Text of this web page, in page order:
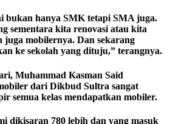
bukan hanya SMK tetapi SMA juga.
sementara kita renovasi atau kita
mobilernya. Dan sekarang
ke sekolah yang dituju,” terangnya.
Muhammad Kasman Said
dari Dikbud Sultra sangat
semua kelas mendapatkan mobiler.
dikisaran 780 lebih dan yang masuk